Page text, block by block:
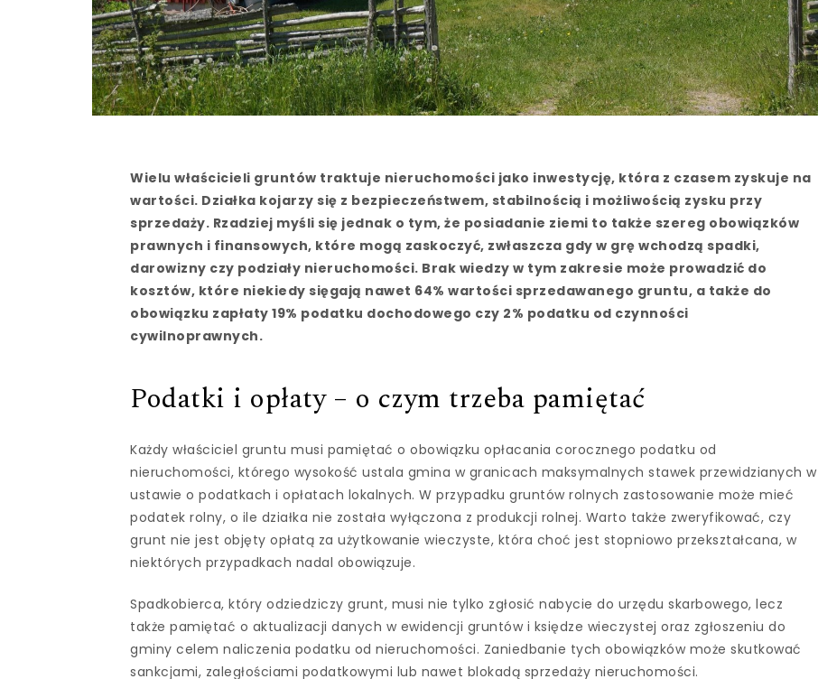
Wielu właścicieli gruntów traktuje nieruchomości jako inwestycję, która z czasem zyskuje na
wartości. Działka kojarzy się z bezpieczeństwem, stabilnością i możliwością zysku przy
sprzedaży. Rzadziej myśli się jednak o tym, że posiadanie ziemi to także szereg obowiązków
prawnych i finansowych, które mogą zaskoczyć, zwłaszcza gdy w grę wchodzą spadki,
darowizny czy podziały nieruchomości. Brak wiedzy w tym zakresie może prowadzić do
kosztów, które niekiedy sięgają nawet 64% wartości sprzedawanego gruntu, a także do
obowiązku zapłaty 19% podatku dochodowego czy 2% podatku od czynności
cywilnoprawnych.
Podatki i opłaty – o czym trzeba pamiętać
Każdy właściciel gruntu musi pamiętać o obowiązku opłacania corocznego podatku od
nieruchomości, którego wysokość ustala gmina w granicach maksymalnych stawek przewidzianych w
ustawie o podatkach i opłatach lokalnych. W przypadku gruntów rolnych zastosowanie może mieć
podatek rolny, o ile działka nie została wyłączona z produkcji rolnej. Warto także zweryfikować, czy
grunt nie jest objęty opłatą za użytkowanie wieczyste, która choć jest stopniowo przekształcana, w
niektórych przypadkach nadal obowiązuje.
Spadkobierca, który odziedziczy grunt, musi nie tylko zgłosić nabycie do urzędu skarbowego, lecz
także pamiętać o aktualizacji danych w ewidencji gruntów i księdze wieczystej oraz zgłoszeniu do
gminy celem naliczenia podatku od nieruchomości. Zaniedbanie tych obowiązków może skutkować
sankcjami, zaległościami podatkowymi lub nawet blokadą sprzedaży nieruchomości.